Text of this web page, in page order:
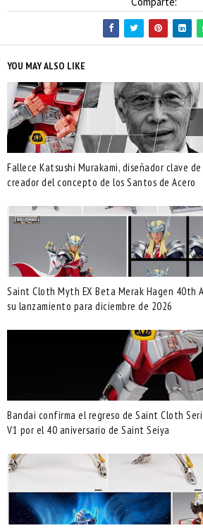
YOU MAY ALSO LIKE
Fallece Katsushi Murakami, diseñador clave
creador del concepto de los Santos de Acero
Saint Cloth Myth EX Beta Merak Hagen 40th
su lanzamiento para diciembre de 2026
Bandai confirma el regreso de Saint Cloth
V1 por el 40 aniversario de Saint Seiya